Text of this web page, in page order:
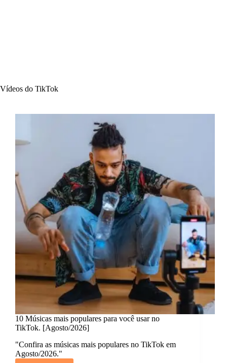
Vídeos do TikTok
10 Músicas mais populares para você usar no
TikTok. [Agosto/2026]
"Confira as músicas mais populares no TikTok em
Agosto/2026."